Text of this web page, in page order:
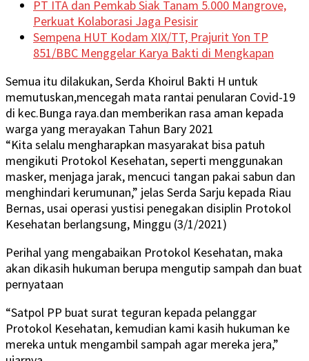
PT ITA dan Pemkab Siak Tanam 5.000 Mangrove,
Perkuat Kolaborasi Jaga Pesisir
Sempena HUT Kodam XIX/TT, Prajurit Yon TP
851/BBC Menggelar Karya Bakti di Mengkapan
Semua itu dilakukan, Serda Khoirul Bakti H untuk
memutuskan,mencegah mata rantai penularan Covid-19
di kec.Bunga raya.dan memberikan rasa aman kepada
warga yang merayakan Tahun Bary 2021
“Kita selalu mengharapkan masyarakat bisa patuh
mengikuti Protokol Kesehatan, seperti menggunakan
masker, menjaga jarak, mencuci tangan pakai sabun dan
menghindari kerumunan,” jelas Serda Sarju kepada Riau
Bernas, usai operasi yustisi penegakan disiplin Protokol
Kesehatan berlangsung, Minggu (3/1/2021)
Perihal yang mengabaikan Protokol Kesehatan, maka
akan dikasih hukuman berupa mengutip sampah dan buat
pernyataan
“Satpol PP buat surat teguran kepada pelanggar
Protokol Kesehatan, kemudian kami kasih hukuman ke
mereka untuk mengambil sampah agar mereka jera,”